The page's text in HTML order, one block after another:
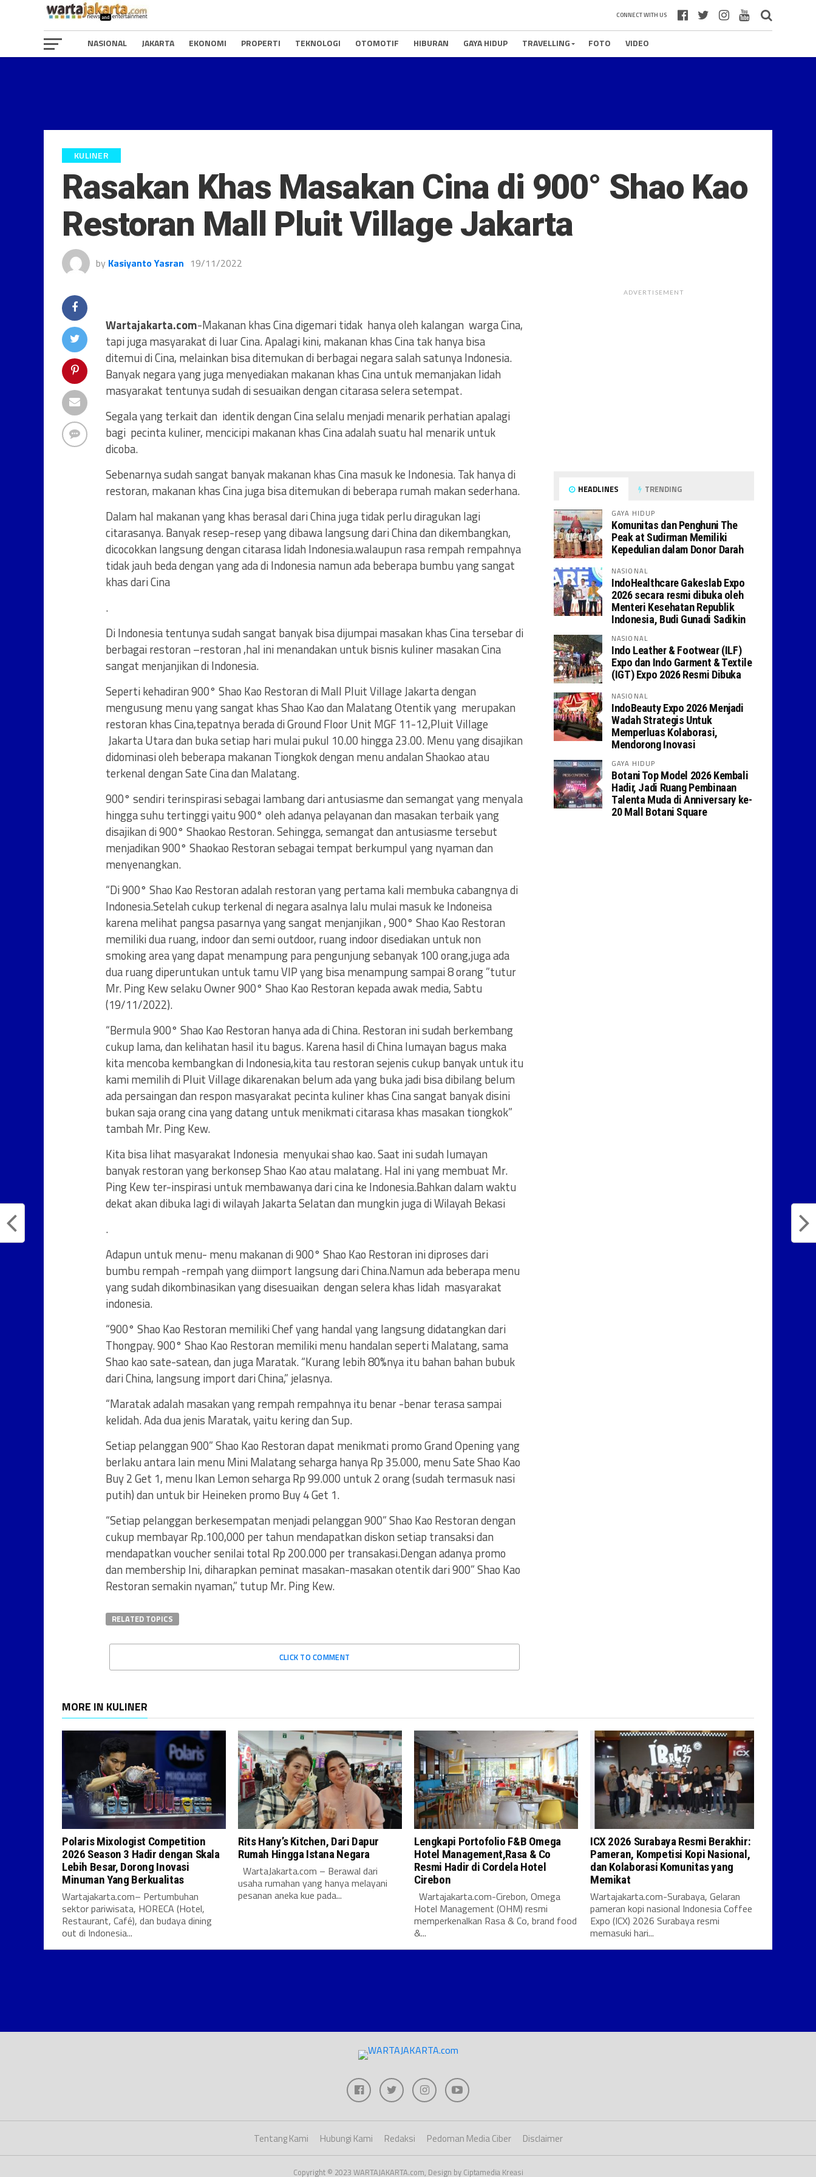
CONNECT WITH US
NASIONAL JAKARTA EKONOMI PROPERTI TEKNOLOGI OTOMOTIF HIBURAN GAYA HIDUP TRAVELLING FOTO VIDEO
KULINER
Rasakan Khas Masakan Cina di 900° Shao Kao
Restoran Mall Pluit Village Jakarta
by Kasiyanto Yasran 19/11/2022
Wartajakarta.com-Makanan khas Cina digemari tidak hanya oleh kalangan warga Cina,
tapi juga masyarakat di luar Cina. Apalagi kini, makanan khas Cina tak hanya bisa
ditemui di Cina, melainkan bisa ditemukan di berbagai negara salah satunya Indonesia.
Banyak negara yang juga menyediakan makanan khas Cina untuk memanjakan lidah
masyarakat tentunya sudah di sesuaikan dengan citarasa selera setempat.
Segala yang terkait dan identik dengan Cina selalu menjadi menarik perhatian apalagi
bagi pecinta kuliner, mencicipi makanan khas Cina adalah suatu hal menarik untuk
dicoba.
Sebenarnya sudah sangat banyak makanan khas Cina masuk ke Indonesia. Tak hanya di
restoran, makanan khas Cina juga bisa ditemukan di beberapa rumah makan sederhana.
Dalam hal makanan yang khas berasal dari China juga tidak perlu diragukan lagi
citarasanya. Banyak resep-resep yang dibawa langsung dari China dan dikembangkan,
dicocokkan langsung dengan citarasa lidah Indonesia.walaupun rasa rempah rempahnya
tidak jauh beda dengan yang ada di Indonesia namun ada beberapa bumbu yang sangat
khas dari Cina
.
Di Indonesia tentunya sudah sangat banyak bisa dijumpai masakan khas Cina tersebar di
berbagai restoran –restoran ,hal ini menandakan untuk bisnis kuliner masakan Cina
sangat menjanjikan di Indonesia.
Seperti kehadiran 900° Shao Kao Restoran di Mall Pluit Village Jakarta dengan
mengusung menu yang sangat khas Shao Kao dan Malatang Otentik yang merupakan
restoran khas Cina,tepatnya berada di Ground Floor Unit MGF 11-12,Pluit Village
Jakarta Utara dan buka setiap hari mulai pukul 10.00 hingga 23.00. Menu yang disajikan
didominasi oleh beberapa makanan Tiongkok dengan menu andalan Shaokao atau
terkenal dengan Sate Cina dan Malatang.
900° sendiri terinspirasi sebagai lambang dari antusiasme dan semangat yang menyala
hingga suhu tertinggi yaitu 900° oleh adanya pelayanan dan masakan terbaik yang
disajikan di 900° Shaokao Restoran. Sehingga, semangat dan antusiasme tersebut
menjadikan 900° Shaokao Restoran sebagai tempat berkumpul yang nyaman dan
menyenangkan.
“Di 900° Shao Kao Restoran adalah restoran yang pertama kali membuka cabangnya di
Indonesia.Setelah cukup terkenal di negara asalnya lalu mulai masuk ke Indoneisa
karena melihat pangsa pasarnya yang sangat menjanjikan , 900° Shao Kao Restoran
memiliki dua ruang, indoor dan semi outdoor, ruang indoor disediakan untuk non
smoking area yang dapat menampung para pengunjung sebanyak 100 orang,juga ada
dua ruang diperuntukan untuk tamu VIP yang bisa menampung sampai 8 orang ”tutur
Mr. Ping Kew selaku Owner 900° Shao Kao Restoran kepada awak media, Sabtu
(19/11/2022).
“Bermula 900° Shao Kao Restoran hanya ada di China. Restoran ini sudah berkembang
cukup lama, dan kelihatan hasil itu bagus. Karena hasil di China lumayan bagus maka
kita mencoba kembangkan di Indonesia,kita tau restoran sejenis cukup banyak untuk itu
kami memilih di Pluit Village dikarenakan belum ada yang buka jadi bisa dibilang belum
ada persaingan dan respon masyarakat pecinta kuliner khas Cina sangat banyak disini
bukan saja orang cina yang datang untuk menikmati citarasa khas masakan tiongkok”
tambah Mr. Ping Kew.
Kita bisa lihat masyarakat Indonesia menyukai shao kao. Saat ini sudah lumayan
banyak restoran yang berkonsep Shao Kao atau malatang. Hal ini yang membuat Mr.
Ping Kew ter-inspirasi untuk membawanya dari cina ke Indonesia.Bahkan dalam waktu
dekat akan dibuka lagi di wilayah Jakarta Selatan dan mungkin juga di Wilayah Bekasi
.
Adapun untuk menu- menu makanan di 900° Shao Kao Restoran ini diproses dari
bumbu rempah -rempah yang diimport langsung dari China.Namun ada beberapa menu
yang sudah dikombinasikan yang disesuaikan dengan selera khas lidah masyarakat
indonesia.
“900° Shao Kao Restoran memiliki Chef yang handal yang langsung didatangkan dari
Thongpay. 900° Shao Kao Restoran memiliki menu handalan seperti Malatang, sama
Shao kao sate-satean, dan juga Maratak. “Kurang lebih 80%nya itu bahan bahan bubuk
dari China, langsung import dari China,” jelasnya.
“Maratak adalah masakan yang rempah rempahnya itu benar -benar terasa sampai
kelidah. Ada dua jenis Maratak, yaitu kering dan Sup.
Setiap pelanggan 900” Shao Kao Restoran dapat menikmati promo Grand Opening yang
berlaku antara lain menu Mini Malatang seharga hanya Rp 35.000, menu Sate Shao Kao
Buy 2 Get 1, menu Ikan Lemon seharga Rp 99.000 untuk 2 orang (sudah termasuk nasi
putih) dan untuk bir Heineken promo Buy 4 Get 1.
“Setiap pelanggan berkesempatan menjadi pelanggan 900” Shao Kao Restoran dengan
cukup membayar Rp.100,000 per tahun mendapatkan diskon setiap transaksi dan
mendapatkan voucher senilai total Rp 200.000 per transakasi.Dengan adanya promo
dan membership Ini, diharapkan peminat masakan-masakan otentik dari 900” Shao Kao
Restoran semakin nyaman,” tutup Mr. Ping Kew.
RELATED TOPICS
CLICK TO COMMENT
ADVERTISEMENT
HEADLINES TRENDING
GAYA HIDUP
Komunitas dan Penghuni The
Peak at Sudirman Memiliki
Kepedulian dalam Donor Darah
NASIONAL
IndoHealthcare Gakeslab Expo
2026 secara resmi dibuka oleh
Menteri Kesehatan Republik
Indonesia, Budi Gunadi Sadikin
NASIONAL
Indo Leather & Footwear (ILF)
Expo dan Indo Garment & Textile
(IGT) Expo 2026 Resmi Dibuka
NASIONAL
IndoBeauty Expo 2026 Menjadi
Wadah Strategis Untuk
Memperluas Kolaborasi,
Mendorong Inovasi
GAYA HIDUP
Botani Top Model 2026 Kembali
Hadir, Jadi Ruang Pembinaan
Talenta Muda di Anniversary ke-
20 Mall Botani Square
MORE IN KULINER
Polaris Mixologist Competition
2026 Season 3 Hadir dengan Skala
Lebih Besar, Dorong Inovasi
Minuman Yang Berkualitas
Wartajakarta.com– Pertumbuhan
sektor pariwisata, HORECA (Hotel,
Restaurant, Café), dan budaya dining
out di Indonesia...
Rits Hany’s Kitchen, Dari Dapur
Rumah Hingga Istana Negara
WartaJakarta.com – Berawal dari
usaha rumahan yang hanya melayani
pesanan aneka kue pada...
Lengkapi Portofolio F&B Omega
Hotel Management,Rasa & Co
Resmi Hadir di Cordela Hotel
Cirebon
Wartajakarta.com-Cirebon, Omega
Hotel Management (OHM) resmi
memperkenalkan Rasa & Co, brand food
&...
ICX 2026 Surabaya Resmi Berakhir:
Pameran, Kompetisi Kopi Nasional,
dan Kolaborasi Komunitas yang
Memikat
Wartajakarta.com-Surabaya, Gelaran
pameran kopi nasional Indonesia Coffee
Expo (ICX) 2026 Surabaya resmi
memasuki hari...
Tentang Kami Hubungi Kami Redaksi Pedoman Media Ciber Disclaimer
Copyright © 2023 WARTAJAKARTA.com, Design by Ciptamedia Kreasi